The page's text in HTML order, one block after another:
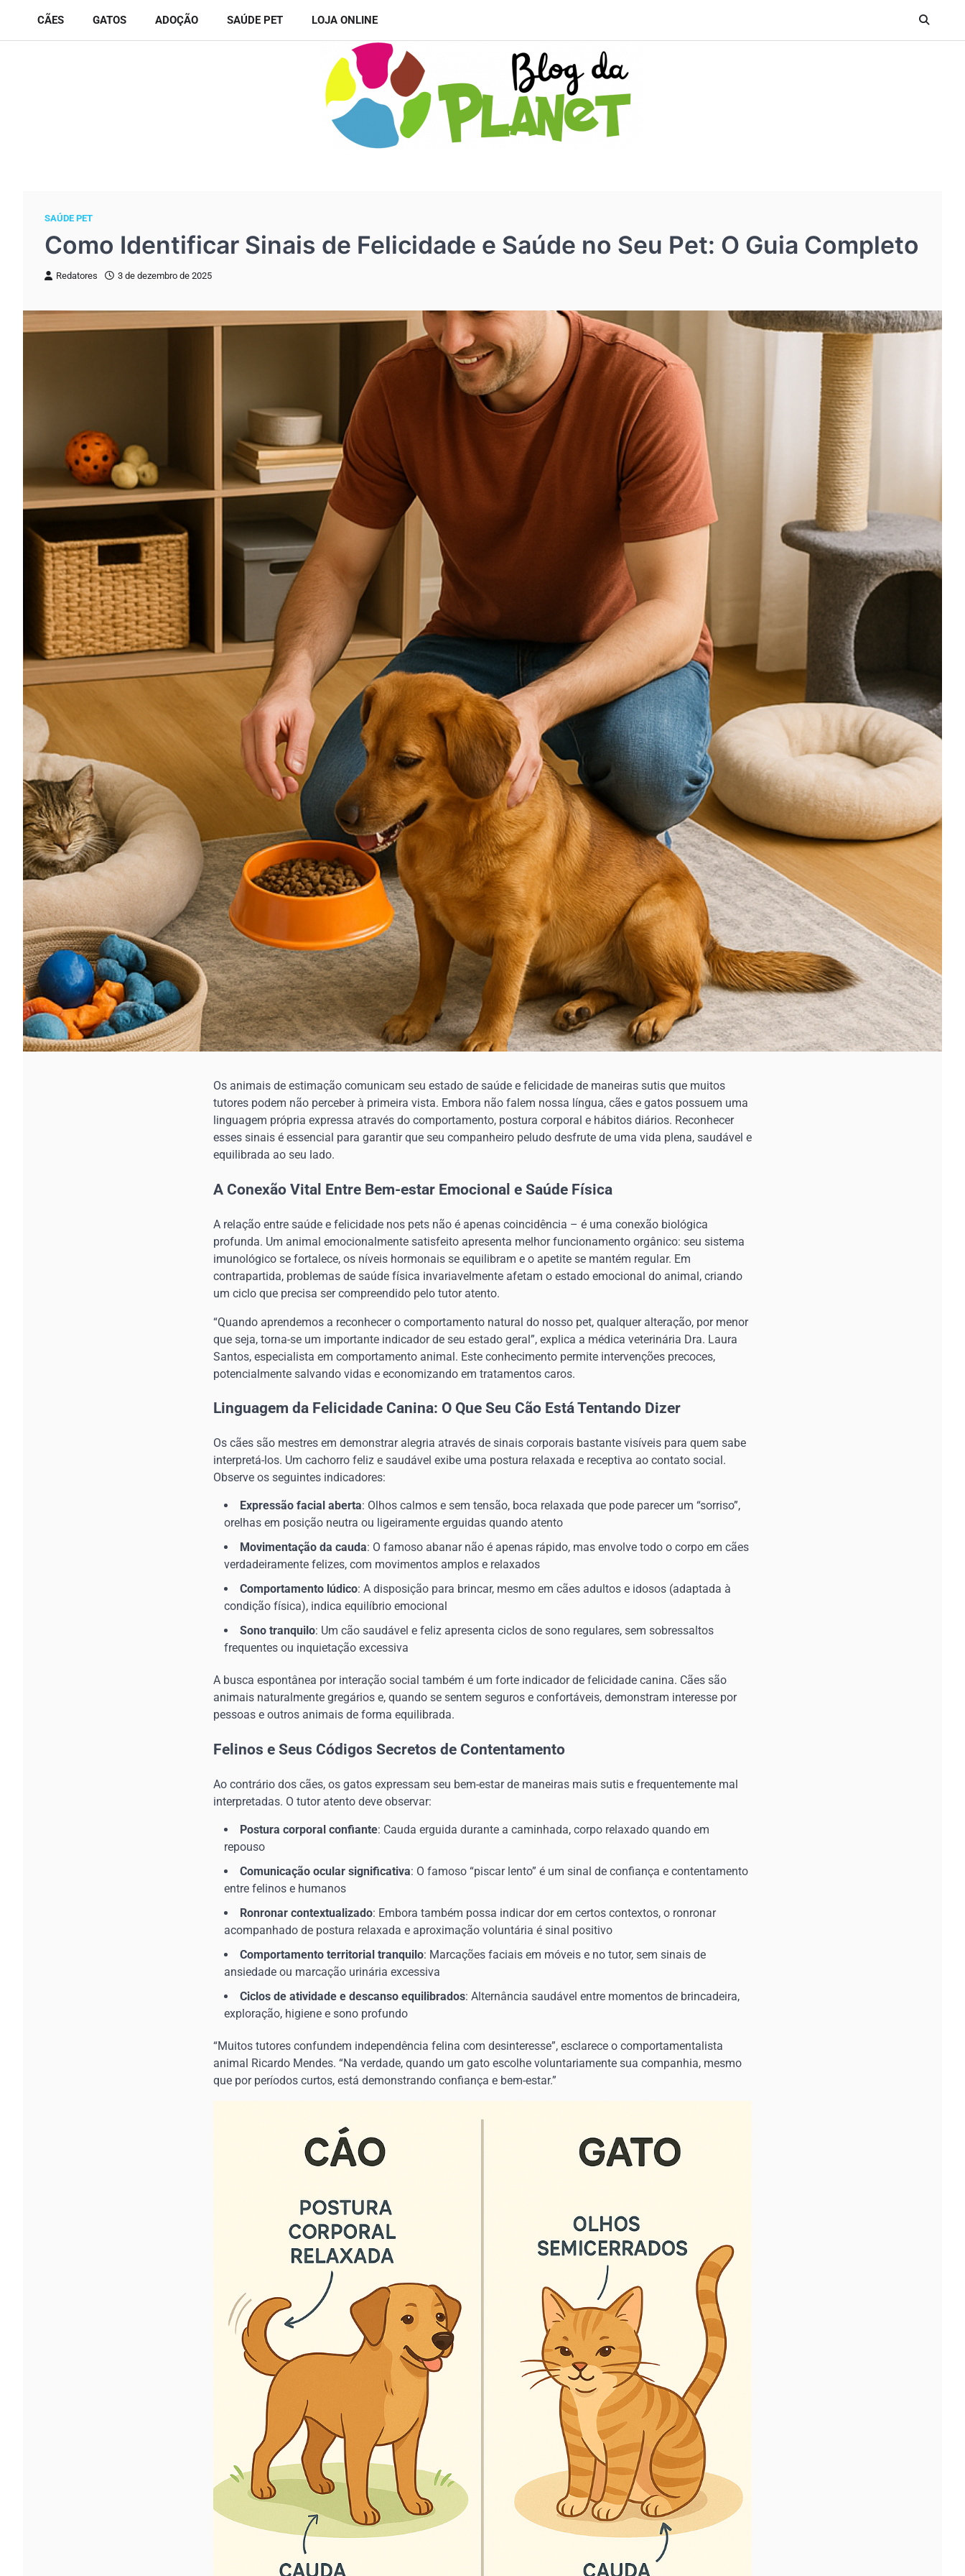
content
CÃES GATOS ADOÇÃO SAÚDE PET LOJA ONLINE
SAÚDE PET
Como Identificar Sinais de Felicidade e Saúde no Seu Pet: O Guia Completo
Redatores 3 de dezembro de 2025
Os animais de estimação comunicam seu estado de saúde e felicidade de maneiras sutis que muitos
tutores podem não perceber à primeira vista. Embora não falem nossa língua, cães e gatos possuem uma
linguagem própria expressa através do comportamento, postura corporal e hábitos diários. Reconhecer
esses sinais é essencial para garantir que seu companheiro peludo desfrute de uma vida plena, saudável e
equilibrada ao seu lado.
A Conexão Vital Entre Bem-estar Emocional e Saúde Física
A relação entre saúde e felicidade nos pets não é apenas coincidência – é uma conexão biológica
profunda. Um animal emocionalmente satisfeito apresenta melhor funcionamento orgânico: seu sistema
imunológico se fortalece, os níveis hormonais se equilibram e o apetite se mantém regular. Em
contrapartida, problemas de saúde física invariavelmente afetam o estado emocional do animal, criando
um ciclo que precisa ser compreendido pelo tutor atento.
“Quando aprendemos a reconhecer o comportamento natural do nosso pet, qualquer alteração, por menor
que seja, torna-se um importante indicador de seu estado geral”, explica a médica veterinária Dra. Laura
Santos, especialista em comportamento animal. Este conhecimento permite intervenções precoces,
potencialmente salvando vidas e economizando em tratamentos caros.
Linguagem da Felicidade Canina: O Que Seu Cão Está Tentando Dizer
Os cães são mestres em demonstrar alegria através de sinais corporais bastante visíveis para quem sabe
interpretá-los. Um cachorro feliz e saudável exibe uma postura relaxada e receptiva ao contato social.
Observe os seguintes indicadores:
Expressão facial aberta: Olhos calmos e sem tensão, boca relaxada que pode parecer um “sorriso”,
orelhas em posição neutra ou ligeiramente erguidas quando atento
Movimentação da cauda: O famoso abanar não é apenas rápido, mas envolve todo o corpo em cães
verdadeiramente felizes, com movimentos amplos e relaxados
Comportamento lúdico: A disposição para brincar, mesmo em cães adultos e idosos (adaptada à
condição física), indica equilíbrio emocional
Sono tranquilo: Um cão saudável e feliz apresenta ciclos de sono regulares, sem sobressaltos
frequentes ou inquietação excessiva
A busca espontânea por interação social também é um forte indicador de felicidade canina. Cães são
animais naturalmente gregários e, quando se sentem seguros e confortáveis, demonstram interesse por
pessoas e outros animais de forma equilibrada.
Felinos e Seus Códigos Secretos de Contentamento
Ao contrário dos cães, os gatos expressam seu bem-estar de maneiras mais sutis e frequentemente mal
interpretadas. O tutor atento deve observar:
Postura corporal confiante: Cauda erguida durante a caminhada, corpo relaxado quando em
repouso
Comunicação ocular significativa: O famoso “piscar lento” é um sinal de confiança e contentamento
entre felinos e humanos
Ronronar contextualizado: Embora também possa indicar dor em certos contextos, o ronronar
acompanhado de postura relaxada e aproximação voluntária é sinal positivo
Comportamento territorial tranquilo: Marcações faciais em móveis e no tutor, sem sinais de
ansiedade ou marcação urinária excessiva
Ciclos de atividade e descanso equilibrados: Alternância saudável entre momentos de brincadeira,
exploração, higiene e sono profundo
“Muitos tutores confundem independência felina com desinteresse”, esclarece o comportamentalista
animal Ricardo Mendes. “Na verdade, quando um gato escolhe voluntariamente sua companhia, mesmo
que por períodos curtos, está demonstrando confiança e bem-estar.”